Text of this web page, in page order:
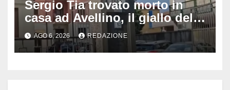
Sergio Tia trovato morto in
casa ad Avellino, il giallo della
porta socchiusa: disposta
l’autopsia
AGO 6, 2026 REDAZIONE